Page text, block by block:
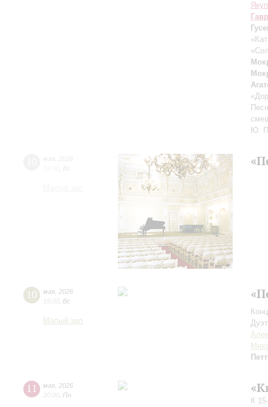
Ю.
10 мая 2026
19:00 Вс
Малый зал
11 мая 2026
20:00 Пн
К